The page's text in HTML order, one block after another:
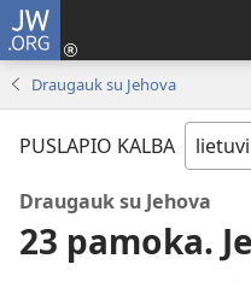
JW.ORG
Draugauk su Jehova
PUSLAPIO KALBA
Draugauk su Jehova
23 pamoka.